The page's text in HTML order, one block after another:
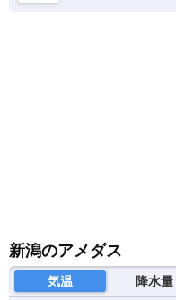
新潟のアメダス
気温 降水量